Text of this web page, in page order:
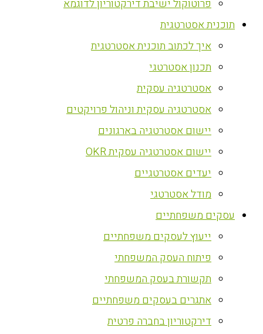
פרוטוקול ישיבת דירקטוריון לדוגמא
‏תוכנית אסטרטגית
איך לכתוב תוכנית אסטרטגית
תכנון אסטרטגי
אסטרטגיה עסקית
אסטרטגיה עסקית וניהול פרויקטים
יישום אסטרטגיה בארגונים
יישום אסטרטגיה עסקית OKR
יעדים אסטרטגיים
מודל אסטרטגי
עסקים משפחתיים
ייעוץ לעסקים משפחתיים
פיתוח העסק המשפחתי
תקשורת בעסק המשפחתי
אתגרים בעסקים משפחתיים
דירקטוריון בחברה פרטית